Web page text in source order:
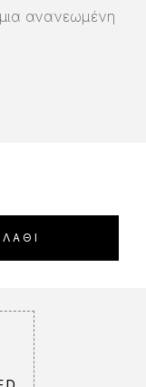
ανανεωμένη